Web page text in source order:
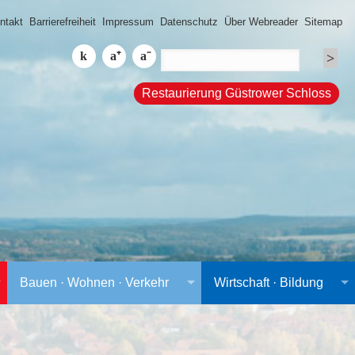
Barrierefreiheit Impressum Datenschutz Über Webreader Sitemap
Restaurierung Güstrower Schloss
Bauen · Wohnen · Verkehr Wirtschaft · Bildung